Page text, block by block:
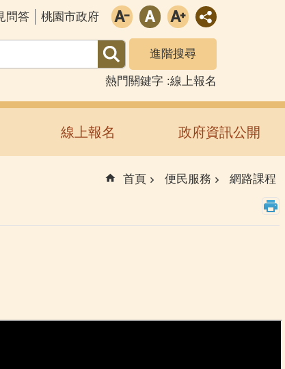
問答 桃園市政府
進階搜尋
熱門關鍵字 線上報名
線上報名 政府資訊公開
首頁 便民服務 網路課程